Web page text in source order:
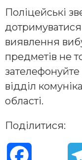
Поліцейські
виявлення
предметів не
зателефонуйте
відділ
області.
Поділитися: